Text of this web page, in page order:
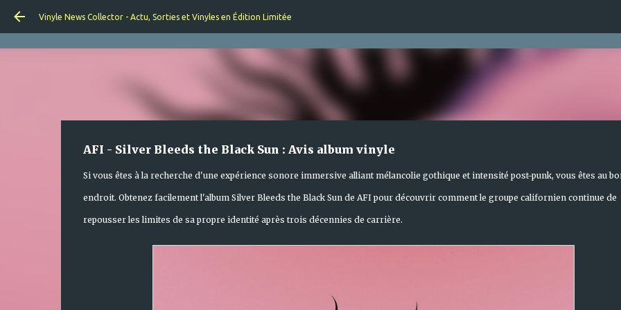
Vinyle News Collector - Actu, Sorties et Vinyles en Édition Limitée
AFI - Silver Bleeds the Black Sun : Avis album vinyle
Si vous êtes à la recherche d'une expérience sonore immersive alliant mélancolie gothique et intensité post-punk, vous êtes au
endroit. Obtenez facilement l'album Silver Bleeds the Black Sun de AFI pour découvrir comment le groupe californien continue de
repousser les limites de sa propre identité après trois décennies de carrière.